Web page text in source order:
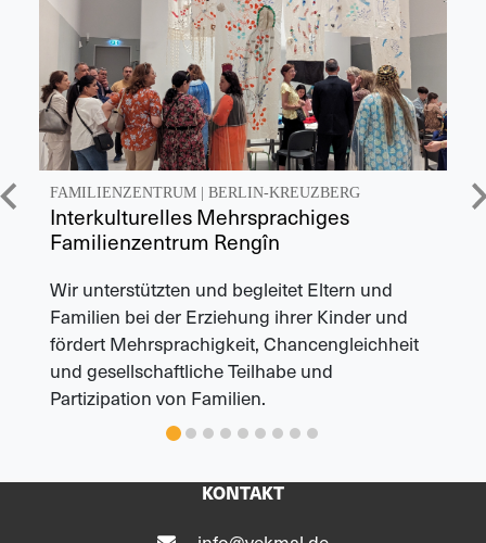
FAMILIENZENTRUM BERLIN-KREUZBERG
Interkulturelles Mehrsprachiges
Familienzentrum Rengîn
Wir unterstützten und begleitet Eltern und
Familien bei der Erziehung ihrer Kinder und
fördert Mehrsprachigkeit, Chancengleichheit
und gesellschaftliche Teilhabe und
Partizipation von Familien.
KONTAKT